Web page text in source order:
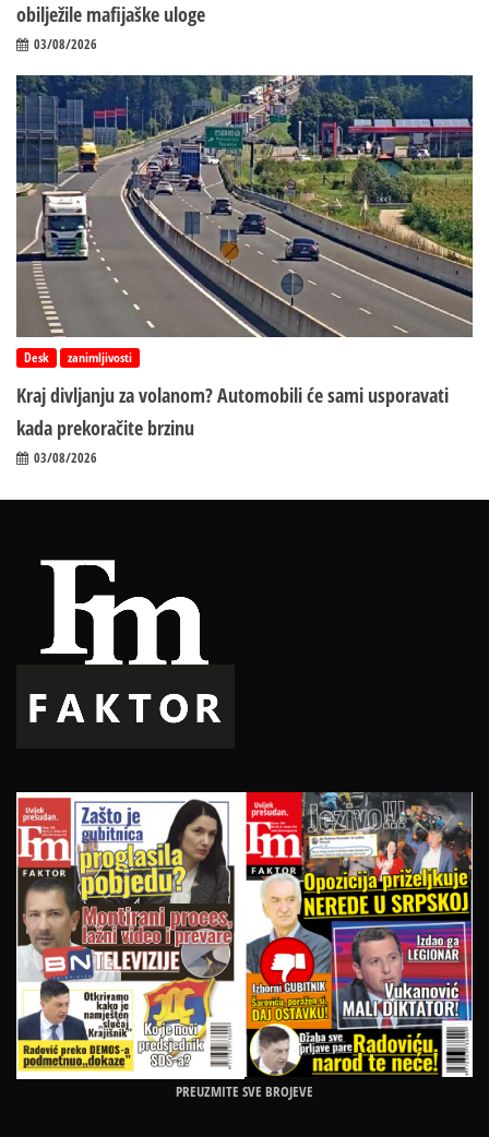
obilježile mafijaške uloge
03/08/2026
Desk zanimljivosti
Kraj divljanju za volanom? Automobili će sami usporavati
kada prekoračite brzinu
03/08/2026
PREUZMITE SVE BROJEVE